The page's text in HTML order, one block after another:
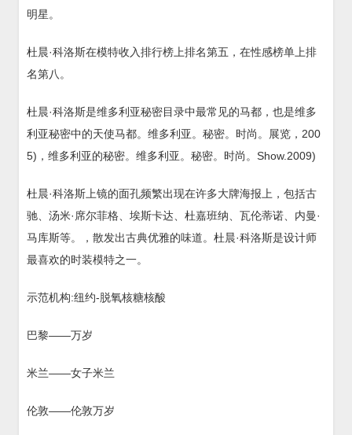
明星。
杜晨·科洛斯在模特收入排行榜上排名第五，在性感榜单上排
名第八。
杜晨·科洛斯是维多利亚秘密目录中最常见的马都，也是维多
利亚秘密中的天使马都。维多利亚。秘密。时尚。展览，200
5)，维多利亚的秘密。维多利亚。秘密。时尚。Show.2009)
杜晨·科洛斯上镜的面孔频繁出现在许多大牌海报上，包括古
驰、汤米·席尔菲格、埃斯卡达、杜嘉班纳、瓦伦蒂诺、内曼·
马库斯等。，散发出古典优雅的味道。杜晨·科洛斯是设计师
最喜欢的时装模特之一。
示范机构:纽约-脱氧核糖核酸
巴黎——万岁
米兰——女子米兰
伦敦——伦敦万岁